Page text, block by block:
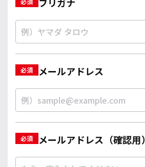
メールアドレス
メールアドレス（確認用）